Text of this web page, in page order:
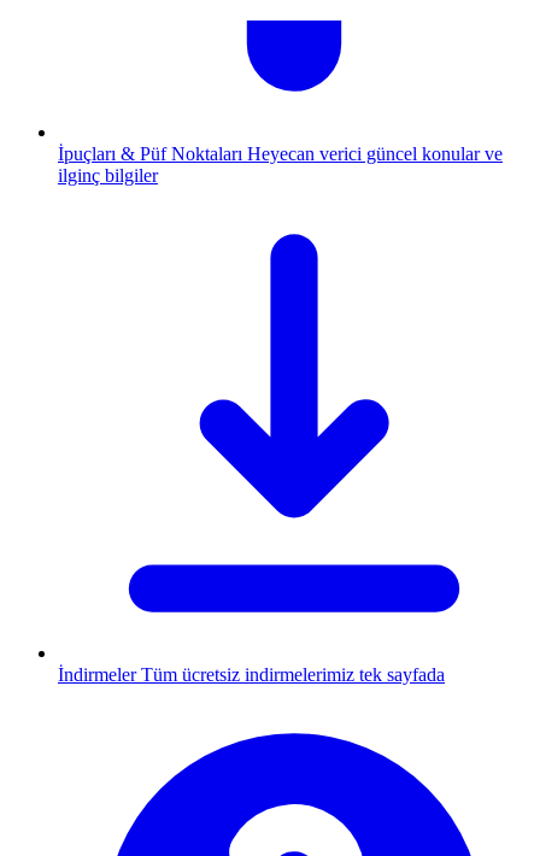
İpuçları & Püf Noktaları Heyecan verici güncel konular ve
ilginç bilgiler
İndirmeler Tüm ücretsiz indirmelerimiz tek sayfada